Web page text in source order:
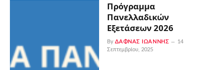
Πρόγραμμα
Πανελλαδικών
Εξετάσεων 2026
By ΔΑΦΝΆΣ ΙΩΆΝΝΗΣ
14
Σεπτεμβρίου, 2025